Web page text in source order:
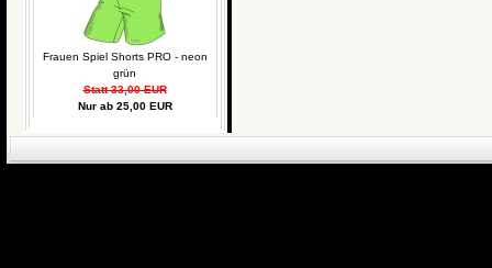
Frauen Spiel Shorts PRO - neon
grün
Statt 33,00 EUR
Nur ab 25,00 EUR